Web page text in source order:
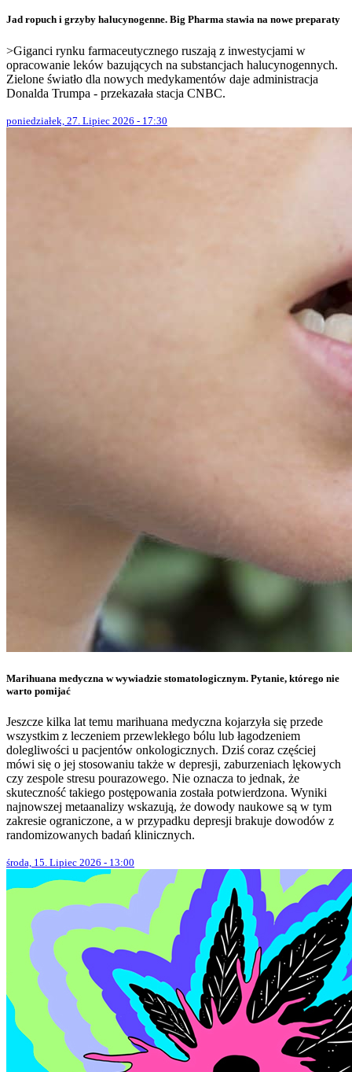
Jad ropuch i grzyby halucynogenne. Big Pharma stawia na nowe preparaty
>Giganci rynku farmaceutycznego ruszają z inwestycjami w
opracowanie leków bazujących na substancjach halucynogennych.
Zielone światło dla nowych medykamentów daje administracja
Donalda Trumpa - przekazała stacja CNBC.
poniedziałek, 27. Lipiec 2026 - 17:30
Marihuana medyczna w wywiadzie stomatologicznym. Pytanie, którego nie
warto pomijać
Jeszcze kilka lat temu marihuana medyczna kojarzyła się przede
wszystkim z leczeniem przewlekłego bólu lub łagodzeniem
dolegliwości u pacjentów onkologicznych. Dziś coraz częściej
mówi się o jej stosowaniu także w depresji, zaburzeniach lękowych
czy zespole stresu pourazowego. Nie oznacza to jednak, że
skuteczność takiego postępowania została potwierdzona. Wyniki
najnowszej metaanalizy wskazują, że dowody naukowe są w tym
zakresie ograniczone, a w przypadku depresji brakuje dowodów z
randomizowanych badań klinicznych.
środa, 15. Lipiec 2026 - 13:00